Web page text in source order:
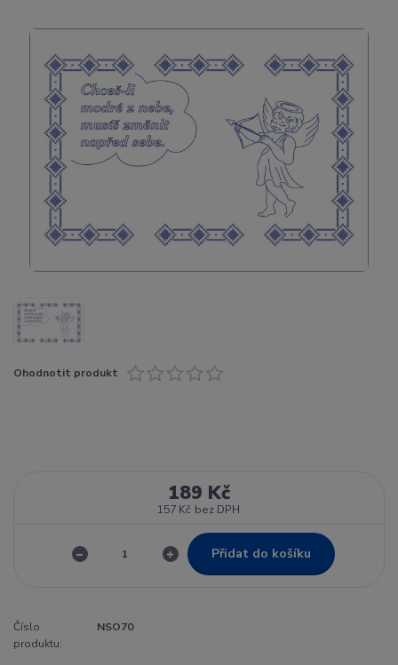
Ohodnotit produkt
189 Kč
157 Kč bez DPH
Přidat do košíku
Číslo
produktu:
NSO70